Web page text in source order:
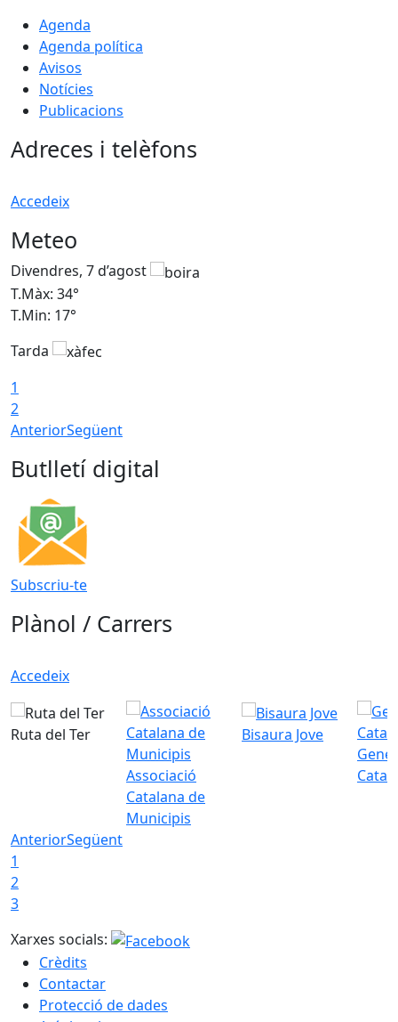
Agenda
Agenda política
Avisos
Notícies
Publicacions
Adreces i telèfons
Accedeix
Meteo
Divendres, 7 d’agost
T.Màx: 34°
T.Min: 17°
Tarda
1
2
AnteriorSegüent
Butlletí digital
Subscriu-te
Plànol / Carrers
Accedeix
Ruta del Ter
Associació
Catalana de
Municipis
Bisaura Jove
AnteriorSegüent
1
2
3
Xarxes socials:
Crèdits
Contactar
Protecció de dades